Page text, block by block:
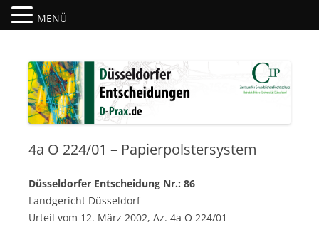
Düsseldorfer Entscheidungen
4a O 224/01 – Papierpolstersystem
Düsseldorfer Entscheidung Nr.: 86
Landgericht Düsseldorf
Urteil vom 12. März 2002, Az. 4a O 224/01
MENÜ